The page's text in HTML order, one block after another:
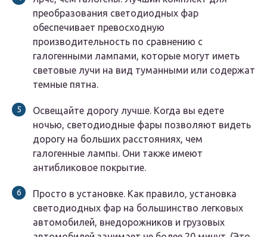
преобразования светодиодных фар
обеспечивает превосходную
производительность по сравнению с
галогенными лампами, которые могут иметь
световые лучи на вид туманными или содержат
темные пятна.
Освещайте дорогу лучше. Когда вы едете
ночью, светодиодные фары позволяют видеть
дорогу на больших расстояниях, чем
галогенные лампы. Они также имеют
антибликовое покрытие.
Просто в установке. Как правило, установка
светодиодных фар на большинство легковых
автомобилей, внедорожников и грузовых